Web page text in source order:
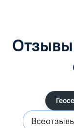
Отзывы
Все